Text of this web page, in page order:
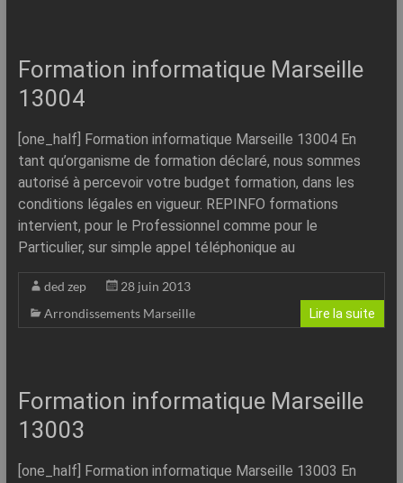
Formation informatique Marseille
13004
[one_half] Formation informatique Marseille 13004 En
tant qu’organisme de formation déclaré, nous sommes
autorisé à percevoir votre budget formation, dans les
conditions légales en vigueur. REPINFO formations
intervient, pour le Professionnel comme pour le
Particulier, sur simple appel téléphonique au
ded zep
28 juin 2013
Arrondissements Marseille
Lire la suite
Formation informatique Marseille
13003
[one_half] Formation informatique Marseille 13003 En